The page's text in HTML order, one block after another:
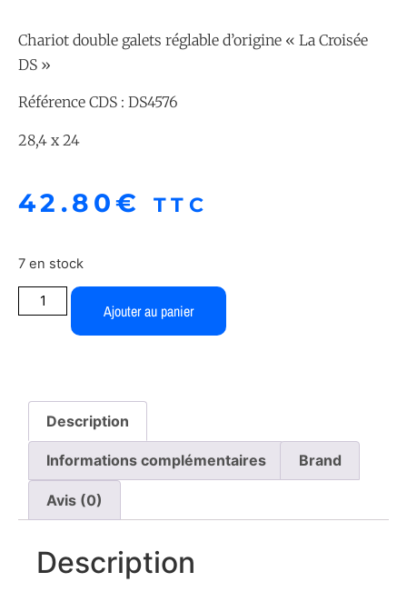
Chariot double galets réglable d’origine « La Croisée
DS »
Référence CDS : DS4576
28,4 x 24
42.80€ TTC
7 en stock
Ajouter au panier
Description
Informations complémentaires Brand
Avis (0)
Description